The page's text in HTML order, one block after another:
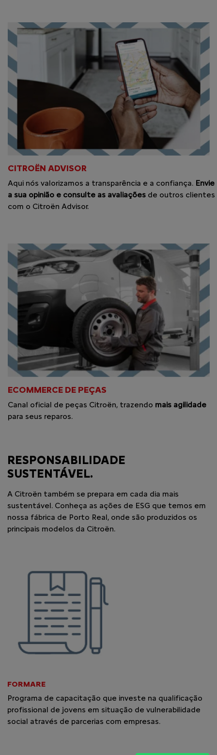
CITROËN ADVISOR
Aqui nós valorizamos a transparência e a confiança. Envie
a sua opinião e consulte as avaliações de outros clientes
com o Citroën Advisor.
ECOMMERCE DE PEÇAS
Canal oficial de peças Citroën, trazendo mais agilidade
para seus reparos.
RESPONSABILIDADE
SUSTENTÁVEL.
A Citroën também se prepara em cada dia mais
sustentável. Conheça as ações de ESG que temos em
nossa fábrica de Porto Real, onde são produzidos os
principais modelos da Citroën.
FORMARE
Programa de capacitação que investe na qualificação
profissional de jovens em situação de vulnerabilidade
social através de parcerias com empresas.